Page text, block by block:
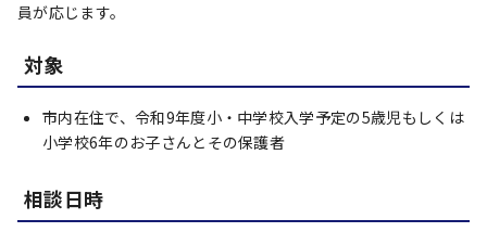
員が応じます。
対象
市内在住で、令和9年度小・中学校入学予定の5歳児もしくは
小学校6年のお子さんとその保護者
相談日時